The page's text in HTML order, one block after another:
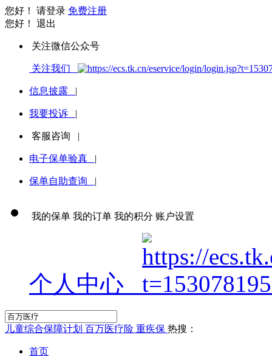
您好！ 请登录 免费注册
您好！ 退出
关注微信公众号
关注我们
信息披露 |
我要投诉 |
客服咨询 |
电子保单验真 |
保单自助查询 |
我的保单 我的订单 我的积分 账户设置
个人中心
儿童综合保障计划 百万医疗险 重疾保 热搜：
首页